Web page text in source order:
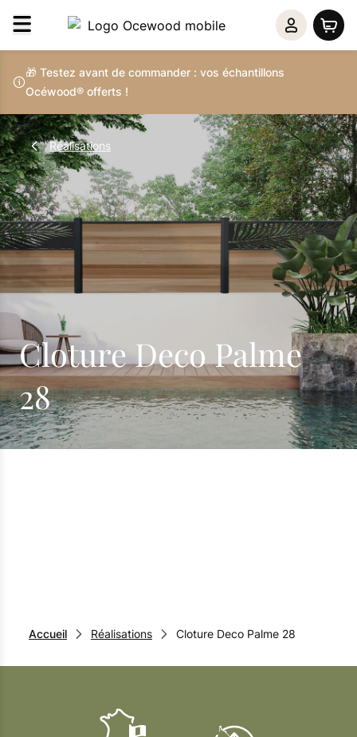
🎁 Testez avant de commander : vos échantillons
Océwood® offerts !
Réalisations
Cloture Deco Palme
28
Accueil Réalisations Cloture Deco Palme 28